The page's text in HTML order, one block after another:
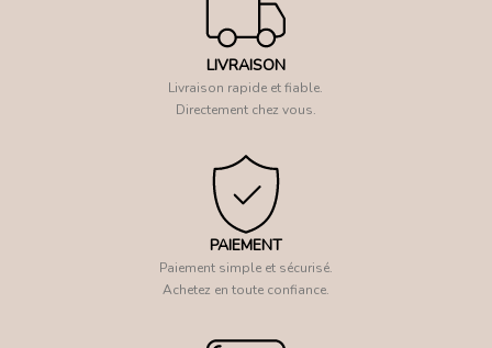
LIVRAISON
Livraison rapide et fiable.
Directement chez vous.
PAIEMENT
Paiement simple et sécurisé.
Achetez en toute confiance.